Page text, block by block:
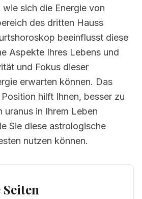
sich die Energie von
des dritten Hauss
beeinflusst diese
Aspekte Ihres Lebens und
und Fokus dieser
erwarten können. Das
hilft Ihnen, besser zu
uranus in Ihrem Leben
Sie diese astrologische
nutzen können.